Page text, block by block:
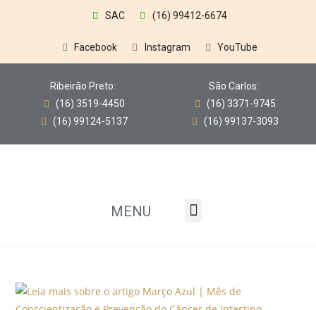
SAC (16) 99412-6674
Facebook Instagram YouTube
Ribeirão Preto:
(16) 3519-4450
(16) 99124-5137
São Carlos:
(16) 3371-9745
(16) 99137-3093
MENU